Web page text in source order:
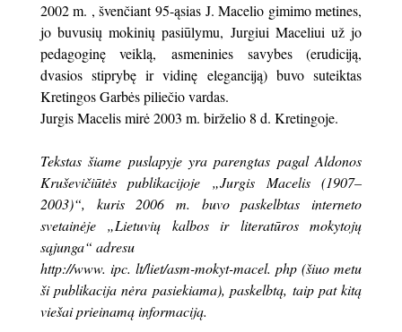
2002 m. , švenčiant 95-ąsias J. Macelio gimimo metines,
jo buvusių mokinių pasiūlymu, Jurgiui Maceliui už jo
pedagoginę veiklą, asmeninies savybes (erudiciją,
dvasios stiprybę ir vidinę eleganciją) buvo suteiktas
Kretingos Garbės piliečio vardas.
Jurgis Macelis mirė 2003 m. birželio 8 d. Kretingoje.
Tekstas šiame puslapyje yra parengtas pagal Aldonos
Kruševičiūtės publikacijoje „Jurgis Macelis (1907–
2003)“, kuris 2006 m. buvo paskelbtas interneto
svetainėje „Lietuvių kalbos ir literatūros mokytojų
sąjunga“ adresu
http://www. ipc. lt/liet/asm-mokyt-macel. php (šiuo metu
ši publikacija nėra pasiekiama), paskelbtą, taip pat kitą
viešai prieinamą informaciją.